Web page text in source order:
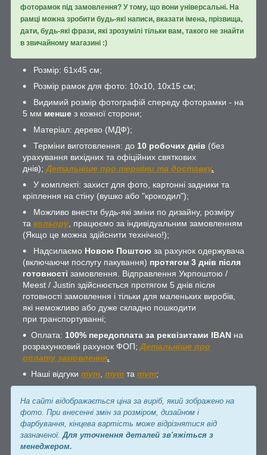
фоторамок під замовлення? У тому, що вони універсальні. На
рамці можна зробити будь-які написи, вказати імена, прізвища,
дати, будь-які фрази, які зрозумілі тільки вам, такого не знайти
в звичайному магазині :)
Розмір: 61х45 см;
Розмір рамок для фото: 10х10, 10х15 см;
Видимий розмір фотографій спереду фоторамки - на
5 мм менше з кожної сторони;
Матеріал: дерево (МДФ);
Терміни виготовлення: до 10 робочих днів (без
урахування вихідних та офіційних святкових
днів); Детальніше про терміни та доставку.
У комплекті: захист для фото, картонні задники та
кріплення на стіну (вушко або "крокодил");
Можливо внести будь-які зміни по дизайну, розміру
та кольору , працюємо за індивідуальним замовленням
(Якщо це можна здійснити технічно!);
Надсилаємо Новою Поштою за рахунок одержувача
(включаючи послугу пакування) протягом 3 днів після
готовності замовлення. Відправлення Укрпоштою /
Meest / Justin здійснюється протягом 5 днів після
готовності замовлення і тільки для маленьких виробів,
які неможливо або дуже складно пошкодити
при транспортуванні;
Оплата: 100% передоплата за реквізитами IBAN на
розрахунковий рахунок ФОП; Детальніше про
оплату замовлення.
Наші відгуки тут тут та тут;
На сайті відображається ціна за виріб, який зображено на
фото. При внесенні змін за розміром, дизайном і
фарбування, кінцева вартість може відрізнятися від
зазначеної. Для уточнення деталей зв'яжіться з
менеджером.